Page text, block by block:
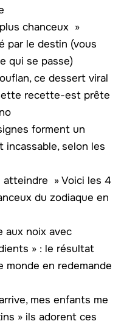
chanceux »
par le destin (vous
qui se passe)
ce dessert viral
recette-est prête
forment un
selon les
atteindre » Voici les 4
du zodiaque en
aux noix avec
» : le résultat
en redemande
mes enfants me
» ils adorent ces